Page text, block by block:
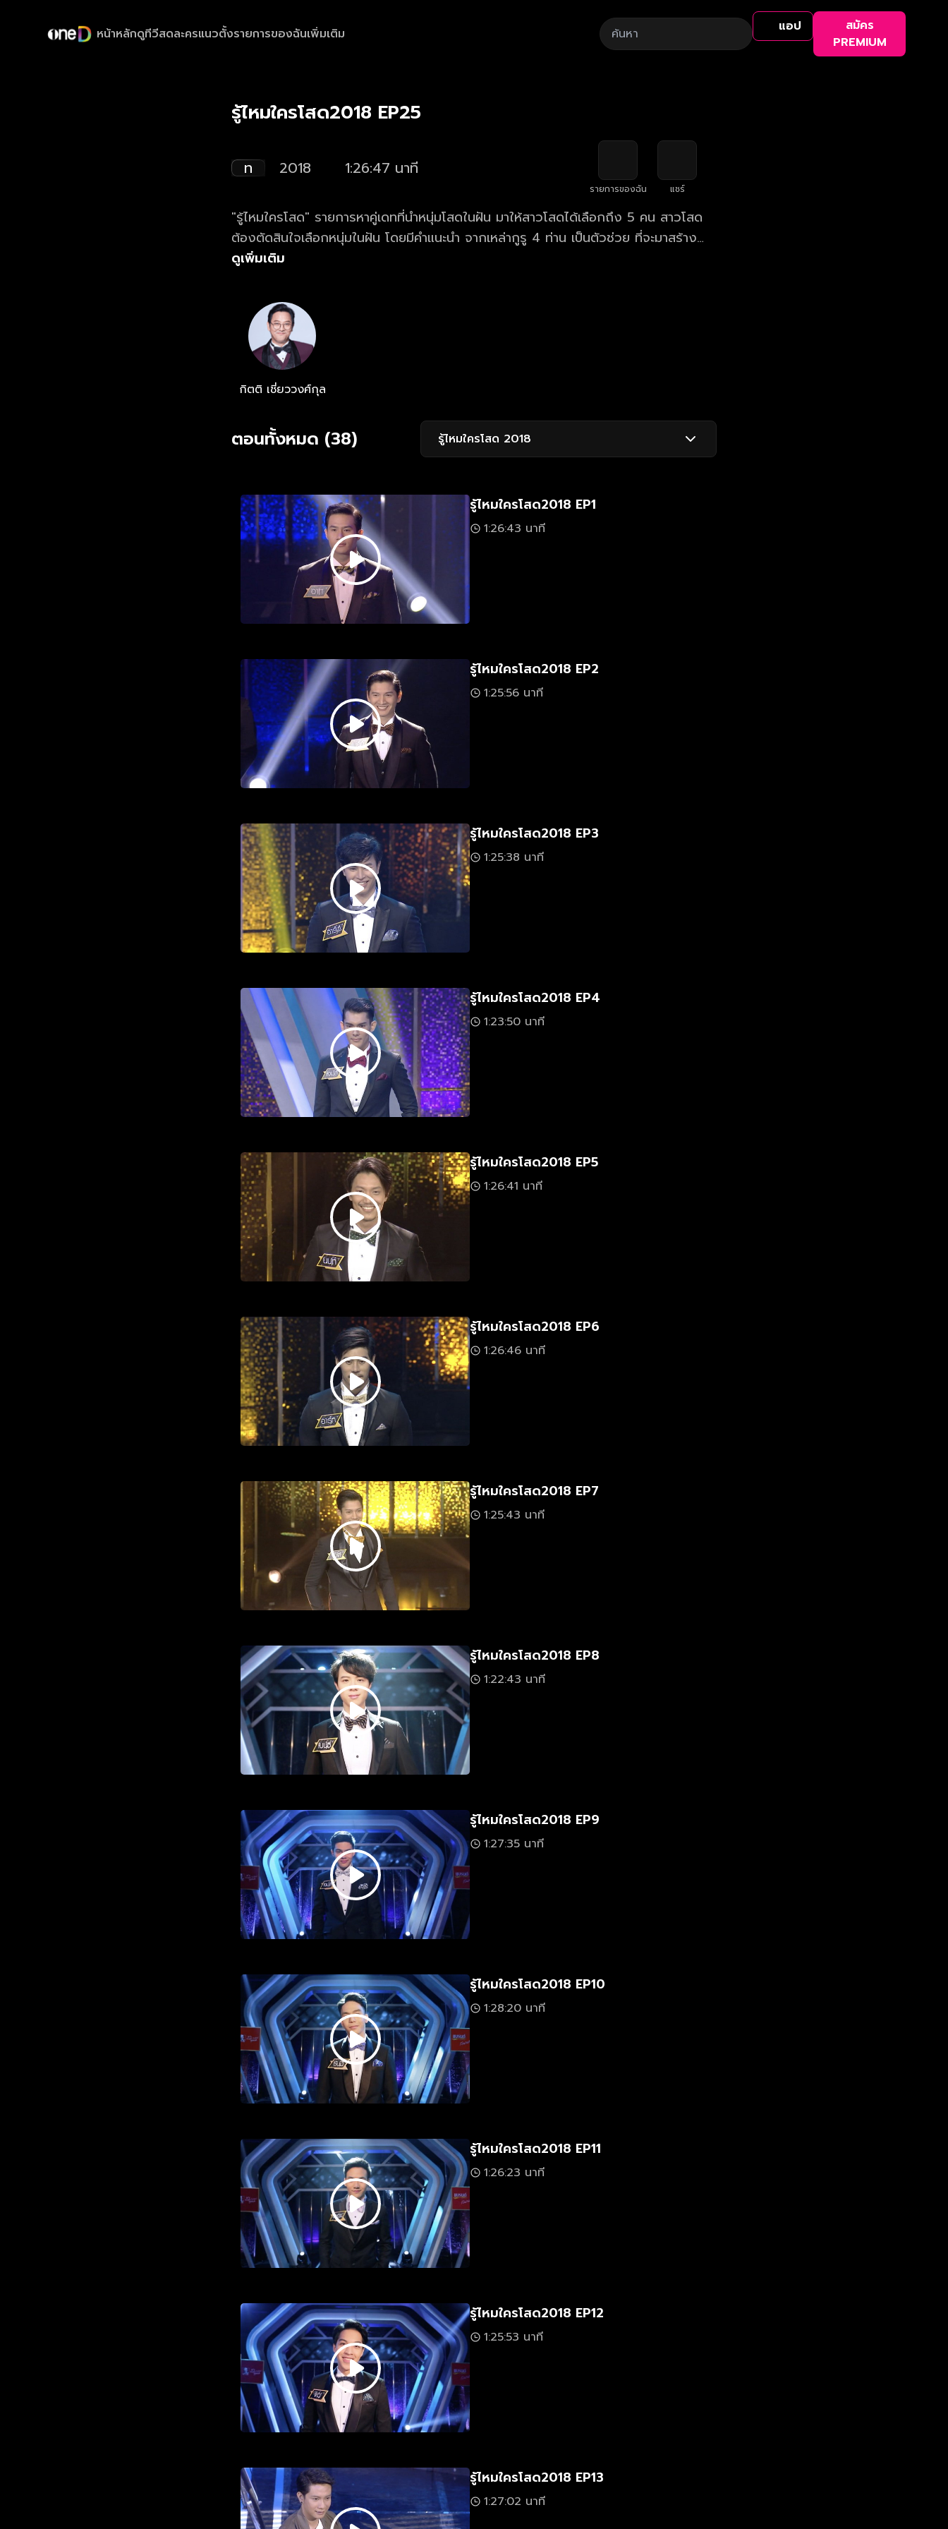
หน้าหลักดูทีวีสดละครแนวตั้งรายการของฉันเพิ่มเติม แอป
สมัคร
PREMIUM
รู้ไหมใครโสด2018 EP25
ท 2018 1:26:47 นาที
รายการของฉัน แชร์
"รู้ไหมใครโสด" รายการหาคู่เดทที่นำหนุ่มโสดในฝัน มาให้สาวโสดได้เลือกถึง 5 คน สาวโสด
ต้องตัดสินใจเลือกหนุ่มในฝัน โดยมีคำแนะนำ จากเหล่ากูรู 4 ท่าน เป็นตัวช่วย ที่จะมาสร้าง
ความสนุก ความป่วน มาร่วมลุ้นไปพร้อมกันว่า "หนุ่มในฝันที่เธอเลือก" จะเป็น "หนุ่มโสด มี
ดูเพิ่มเติม
กิตติ เชี่ยววงศ์กุล
ตอนทั้งหมด (38) รู้ไหมใครโสด 2018
รู้ไหมใครโสด2018 EP1
1:26:43 นาที
รู้ไหมใครโสด2018 EP2
1:25:56 นาที
รู้ไหมใครโสด2018 EP3
1:25:38 นาที
รู้ไหมใครโสด2018 EP4
1:23:50 นาที
รู้ไหมใครโสด2018 EP5
1:26:41 นาที
รู้ไหมใครโสด2018 EP6
1:26:46 นาที
รู้ไหมใครโสด2018 EP7
1:25:43 นาที
รู้ไหมใครโสด2018 EP8
1:22:43 นาที
รู้ไหมใครโสด2018 EP9
1:27:35 นาที
รู้ไหมใครโสด2018 EP10
1:28:20 นาที
รู้ไหมใครโสด2018 EP11
1:26:23 นาที
รู้ไหมใครโสด2018 EP12
1:25:53 นาที
รู้ไหมใครโสด2018 EP13
1:27:02 นาที